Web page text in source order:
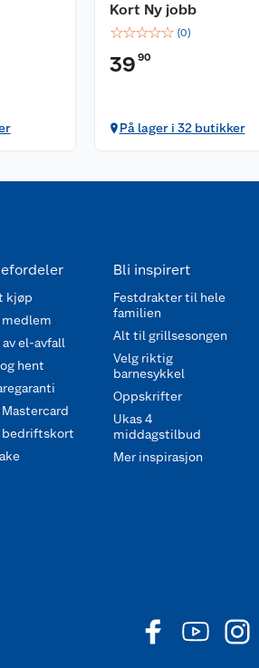
Kort Ny jobb
☆☆☆☆☆ (0)
39 90
På lager i 32 butikker
kjøp
medlem
av el-avfall
hent
bedriftskort
Bli inspirert
Festdrakter til hele
familien
Alt til grillsesongen
Velg riktig
barnesykkel
Oppskrifter
Ukas 4
middagstilbud
Mer inspirasjon